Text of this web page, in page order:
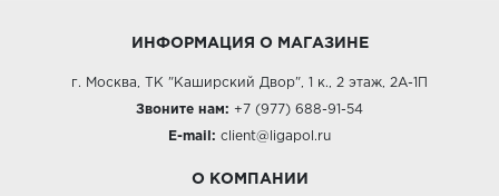
ИНФОРМАЦИЯ О МАГАЗИНЕ
г. Москва, ТК "Каширский Двор", 1 к., 2 этаж, 2А-1П
Звоните нам: +7 (977) 688-91-54
E-mail: client@ligapol.ru
О КОМПАНИИ